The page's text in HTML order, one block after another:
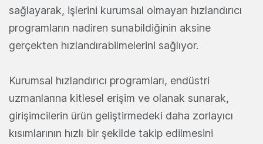
sağlayarak, işlerini kurumsal olmayan hızlandırıcı
programların nadiren sunabildiğinin aksine
gerçekten hızlandırabilmelerini sağlıyor.
Kurumsal hızlandırıcı programları, endüstri
uzmanlarına kitlesel erişim ve olanak sunarak,
girişimcilerin ürün geliştirmedeki daha zorlayıcı
kısımlarının hızlı bir şekilde takip edilmesini